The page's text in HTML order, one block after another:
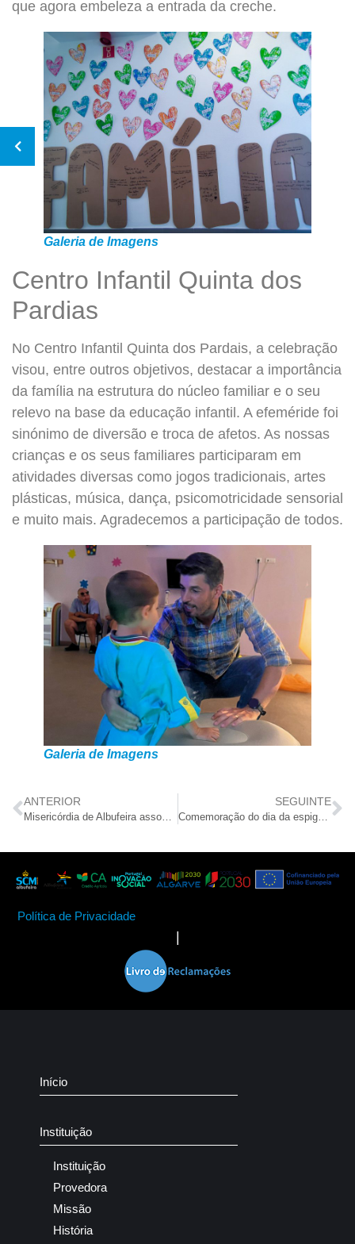
que agora embeleza a entrada da creche.
Galeria de Imagens
Centro Infantil Quinta dos
Pardias
No Centro Infantil Quinta dos Pardais, a celebração
visou, entre outros objetivos, destacar a importância
da família na estrutura do núcleo familiar e o seu
relevo na base da educação infantil. A efeméride foi
sinónimo de diversão e troca de afetos. As nossas
crianças e os seus familiares participaram em
atividades diversas como jogos tradicionais, artes
plásticas, música, dança, psicomotricidade sensorial
e muito mais. Agradecemos a participação de todos.
Galeria de Imagens
ANTERIOR
Misericórdia de Albufeira associou-se a campanha do BA Algarve
SEGUINTE
Comemoração do dia da espiga. Ainda se lembra como se faz um ramo?
Política de Privacidade
Início
Instituição
Instituição
Provedora
Missão
História